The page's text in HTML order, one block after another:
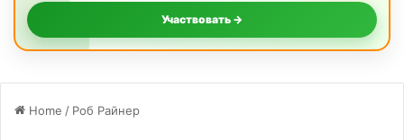
Участвовать →
Home / Роб Райнер